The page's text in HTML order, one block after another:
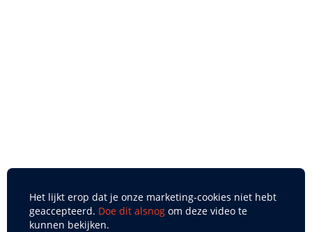
Het lijkt erop dat je onze marketing-cookies niet hebt
geaccepteerd. Doe dit alsnog om deze video te
kunnen bekijken.